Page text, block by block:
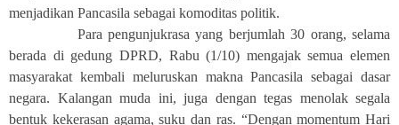
menjadikan Pancasila sebagai komoditas politik.
Para pengunjukrasa yang berjumlah 30 orang, selama
berada di gedung DPRD, Rabu (1/10) mengajak semua elemen
masyarakat kembali meluruskan makna Pancasila sebagai dasar
negara. Kalangan muda ini, juga dengan tegas menolak segala
bentuk kekerasan agama, suku dan ras. “Dengan momentum Hari